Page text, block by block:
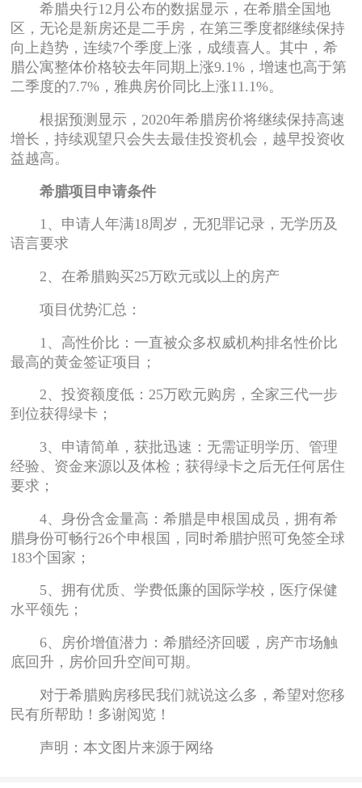
希腊央行12月公布的数据显示，在希腊全国地
区，无论是新房还是二手房，在第三季度都继续保持
向上趋势，连续7个季度上涨，成绩喜人。其中，希
腊公寓整体价格较去年同期上涨9.1%，增速也高于第
二季度的7.7%，雅典房价同比上涨11.1%。
根据预测显示，2020年希腊房价将继续保持高速
增长，持续观望只会失去最佳投资机会，越早投资收
益越高。
希腊项目申请条件
1、申请人年满18周岁，无犯罪记录，无学历及
语言要求
2、在希腊购买25万欧元或以上的房产
项目优势汇总：
1、高性价比：一直被众多权威机构排名性价比
最高的黄金签证项目；
2、投资额度低：25万欧元购房，全家三代一步
到位获得绿卡；
3、申请简单，获批迅速：无需证明学历、管理
经验、资金来源以及体检；获得绿卡之后无任何居住
要求；
4、身份含金量高：希腊是申根国成员，拥有希
腊身份可畅行26个申根国，同时希腊护照可免签全球
183个国家；
5、拥有优质、学费低廉的国际学校，医疗保健
水平领先；
6、房价增值潜力：希腊经济回暖，房产市场触
底回升，房价回升空间可期。
对于希腊购房移民我们就说这么多，希望对您移
民有所帮助！多谢阅览！
声明：本文图片来源于网络